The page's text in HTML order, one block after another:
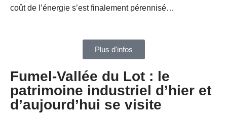
coût de l’énergie s’est finalement pérennisé…
Plus d'infos
Fumel-Vallée du Lot : le
patrimoine industriel d’hier et
d’aujourd’hui se visite